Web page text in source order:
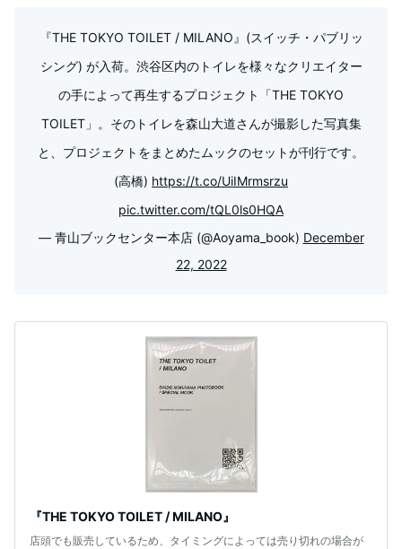
『THE TOKYO TOILET / MILANO』(スイッチ・パブリッ
シング) が入荷。渋谷区内のトイレを様々なクリエイター
の手によって再生するプロジェクト「THE TOKYO
TOILET」。そのトイレを森山大道さんが撮影した写真集
と、プロジェクトをまとめたムックのセットが刊行です。
(高橋) https://t.co/UiIMrmsrzu
pic.twitter.com/tQL0ls0HQA
— 青山ブックセンター本店 (@Aoyama_book) December
22, 2022
『THE TOKYO TOILET / MILANO』
店頭でも販売しているため、タイミングによっては売り切れの場合が